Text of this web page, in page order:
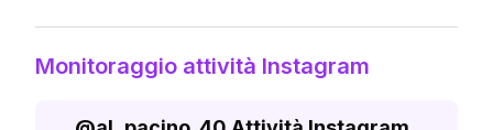
Monitoraggio attività Instagram